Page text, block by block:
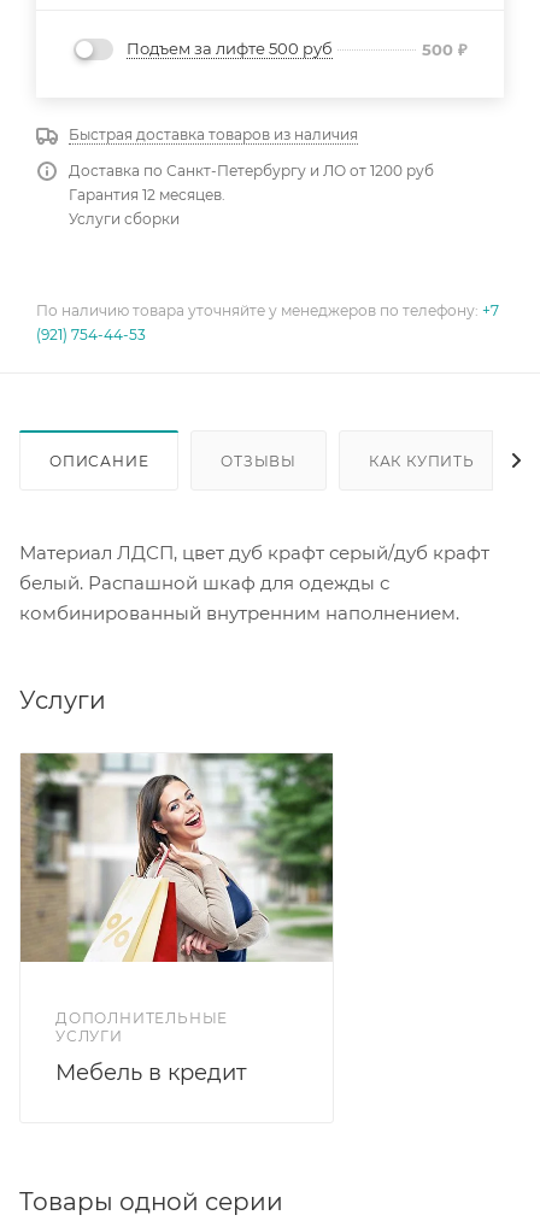
Подъем за лифте 500 руб 500 ₽
Быстрая доставка товаров из наличия
Доставка по Санкт-Петербургу и ЛО от 1200 руб
Гарантия 12 месяцев.
Услуги сборки
По наличию товара уточняйте у менеджеров по телефону: +7
(921) 754-44-53
ОПИСАНИЕ ОТЗЫВЫ КАК КУПИТЬ
Материал ЛДСП, цвет дуб крафт серый/дуб крафт
белый. Распашной шкаф для одежды с
комбинированный внутренним наполнением.
Услуги
ДОПОЛНИТЕЛЬНЫЕ
УСЛУГИ
Мебель в кредит
Товары одной серии